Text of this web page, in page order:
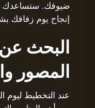
ضيوفك. ستساعدك
إنجاح يوم زفافك
البحث
المصور
عند التخطيط ليوم